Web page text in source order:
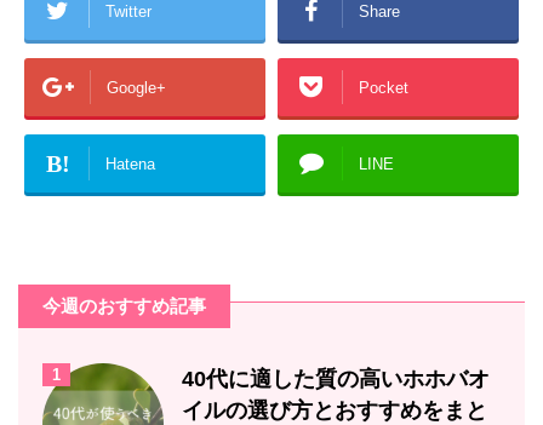
Twitter Share
Google+ Pocket
B! Hatena LINE
今週のおすすめ記事
1
40代に適した質の高いホホバオ
イルの選び方とおすすめをまと